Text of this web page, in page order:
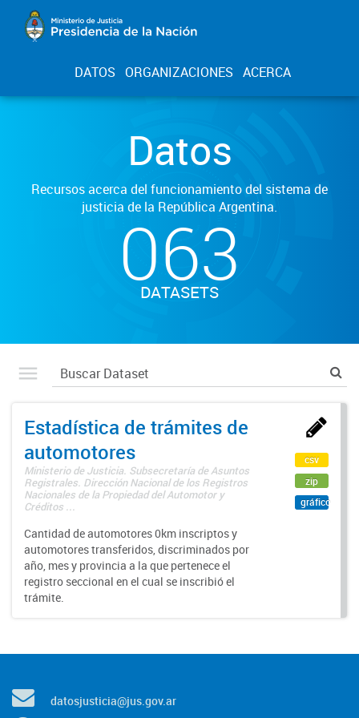
DATOS ORGANIZACIONES ACERCA
Datos
Recursos acerca del funcionamiento del sistema de
justicia de la República Argentina.
063
DATASETS
Estadística de trámites de
automotores
Ministerio de Justicia. Subsecretaría de Asuntos
Registrales. Dirección Nacional de los Registros
Nacionales de la Propiedad del Automotor y
Créditos ...
Cantidad de automotores 0km inscriptos y
automotores transferidos, discriminados por
año, mes y provincia a la que pertenece el
registro seccional en el cual se inscribió el
trámite.
csv
zip
gráfico
datosjusticia@jus.gov.ar